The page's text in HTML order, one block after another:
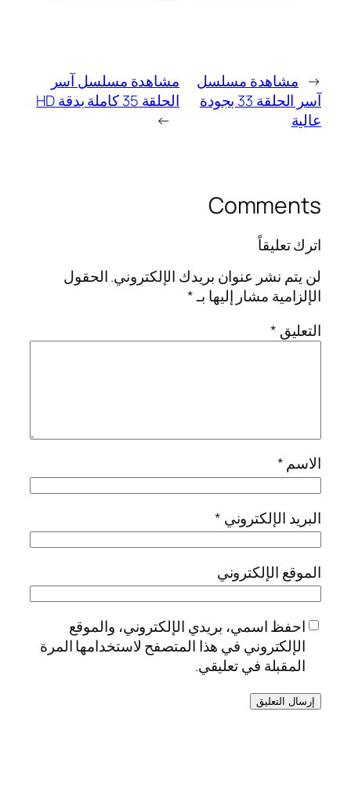
← مشاهدة مسلسل
آسر الحلقة 33 بجودة
عالية
مشاهدة مسلسل آسر
الحلقة 35 كاملة بدقة HD
→
Comments
اترك تعليقاً
لن يتم نشر عنوان بريدك الإلكتروني.الحقول
الإلزامية مشار إليها بـ*
التعليق *
الاسم*
البريد الإلكتروني *
الموقع الإلكتروني
احفظ اسمي، بريدي الإلكتروني، والموقع
الإلكتروني في هذا المتصفح لاستخدامها المرة
المقبلة في تعليقي.